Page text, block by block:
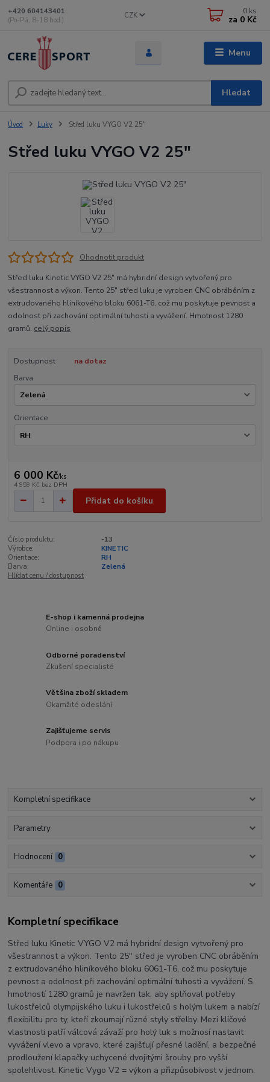
Menu
CZK
Hledat
+420 604143401
(Po-Pá, 8-18 hod.)
0 ks
za 0 Kč
Úvod Luky Střed luku VYGO V2 25"
Střed luku VYGO V2 25"
Ohodnotit produkt
Střed luku Kinetic VYGO V2 25" má hybridní design vytvořený pro
všestrannost a výkon. Tento 25" střed luku je vyroben CNC obráběním z
extrudovaného hliníkového bloku 6061-T6, což mu poskytuje pevnost a
odolnost při zachování optimální tuhosti a vyvážení. Hmotnost 1280
gramů. celý popis
Dostupnost
na dotaz
Barva
Orientace
6 000 Kč/ks
4 959 Kč bez DPH
Přidat do košíku
Číslo produktu:
-13
Výrobce:
KINETIC
Orientace:
RH
Barva:
Zelená
Hlídat cenu / dostupnost
E-shop i kamenná prodejna
Online i osobně
Odborné poradenství
Zkušení specialisté
Většina zboží skladem
Okamžité odeslání
Zajišťujeme servis
Podpora i po nákupu
Kompletní specifikace
Parametry
Hodnocení 0
Komentáře 0
Kompletní specifikace
Střed luku Kinetic VYGO V2 má hybridní design vytvořený pro
všestrannost a výkon. Tento 25" střed je vyroben CNC obráběním
z extrudovaného hliníkového bloku 6061-T6, což mu poskytuje
pevnost a odolnost při zachování optimální tuhosti a vyvážení. S
hmotností 1280 gramů je navržen tak, aby splňoval potřeby
lukostřelců olympijského luku i lukostřelců s holým lukem a nabízí
flexibilitu pro ty, kteří zkoumají různé styly střelby. Mezi klíčové
vlastnosti patří válcová závaží pro holý luk s možnosí nastavit
vyvážení vlevo a vpravo, které zajišťují přesné ladění, a bezpečné
prodloužení klapačky uchycené dvojitými šrouby pro vyšší
spolehlivost. Kinetic Vygo V2 = výkon a přizpůsobivost v jednom.